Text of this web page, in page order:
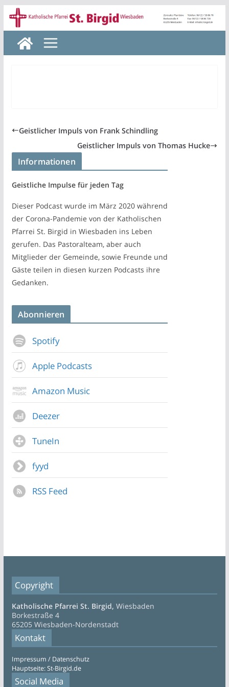
Zum
Inhalt
springen
Geistlicher Impuls von Frank Schindling
Geistlicher Impuls von Thomas Hucke
Informationen
Geistliche Impulse für jeden Tag
Dieser Podcast wurde im März 2020 während
der Corona-Pandemie von der Katholischen
Pfarrei St. Birgid in Wiesbaden ins Leben
gerufen. Das Pastoralteam, aber auch
Mitglieder der Gemeinde, sowie Freunde und
Gäste teilen in diesen kurzen Podcasts ihre
Gedanken.
Abonnieren
Spotify
Apple Podcasts
Amazon Music
Deezer
TuneIn
fyyd
RSS Feed
Copyright
Katholische Pfarrei St. Birgid, Wiesbaden
Borkestraße 4
65205 Wiesbaden-Nordenstadt
Kontakt
Impressum / Datenschutz
Hauptseite: St-Birgid.de
Social Media